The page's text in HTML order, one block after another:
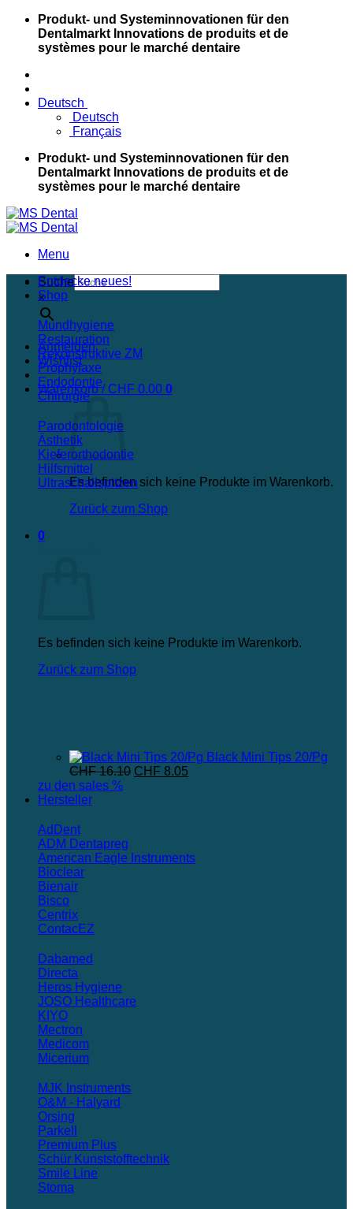
Skip
content
Produkt- und Systeminnovationen für den
Dentalmarkt Innovations de produits et de
systèmes pour le marché dentaire
Deutsch
Deutsch
Français
Produkt- und Systeminnovationen für den
Dentalmarkt Innovations de produits et de
systèmes pour le marché dentaire
Menu
Suche
×
Anmelden
Wishlist
Warenkorb / CHF 0.00 0
Es befinden sich keine Produkte im Warenkorb.
Zurück zum Shop
0
Es befinden sich keine Produkte im Warenkorb.
Zurück zum Shop
Entdecke neues!
Shop
Mundhygiene
Restauration
Rekonstruktive ZM
Prophylaxe
Endodontie
Chirurgie
Parodontologie
Ästhetik
Kieferorthodontie
Hilfsmittel
Ultraschallspitzen
Black Mini Tips 20/Pg
CHF16.10 Ursprünglicher
CHF 8.05
zu den sales %
Hersteller
AdDent
ADM Dentapreg
American Eagle Instruments
Bioclear
Bienair
Bisco
Centrix
ContacEZ
Dabamed
Directa
Heros Hygiene
JOSO Healthcare
KIYO
Mectron
Medicom
Micerium
MJK Instruments
O&M - Halyard
Orsing
Parkell
Premium Plus
Schür Kunststofftechnik
Smile Line
Stoma